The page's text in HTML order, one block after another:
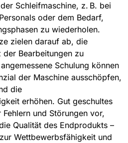
Schleifmaschine, z. B. bei
oder dem Bedarf,
zu wiederholen.
zielen darauf ab, die
Bearbeitungen zu
Schulung können
der Maschine ausschöpfen,
die
erhöhen. Gut geschultes
und Störungen vor,
Qualität des Endprodukts –
Wettbewerbsfähigkeit und